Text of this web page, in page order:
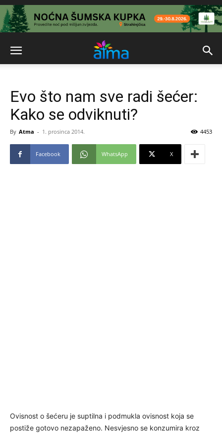
Evo što nam sve radi šećer:
Kako se odviknuti?
By Atma - 1. prosinca 2014. 4453
Facebook WhatsApp X
Ovisnost o šećeru je suptilna i podmukla ovisnost koja se
postiže gotovo nezapaženo. Nesvjesno se konzumira kroz